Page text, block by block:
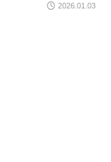
2026.01.03